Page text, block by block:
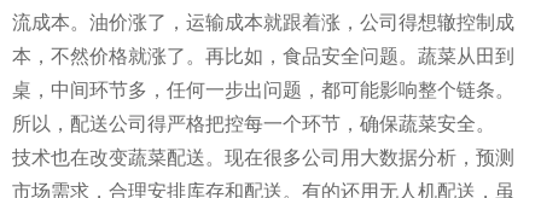
流成本。油价涨了，运输成本就跟着涨，公司得想辙控制成
本，不然价格就涨了。再比如，食品安全问题。蔬菜从田到
桌，中间环节多，任何一步出问题，都可能影响整个链条。
所以，配送公司得严格把控每一个环节，确保蔬菜安全。
技术也在改变蔬菜配送。现在很多公司用大数据分析，预测
市场需求，合理安排库存和配送。有的还用无人机配送，虽